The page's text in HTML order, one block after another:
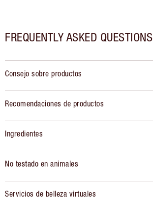
FREQUENTLY ASKED QUESTIONS
Consejo sobre productos
Recomendaciones de productos
Ingredientes
No testado en animales
Servicios de belleza virtuales